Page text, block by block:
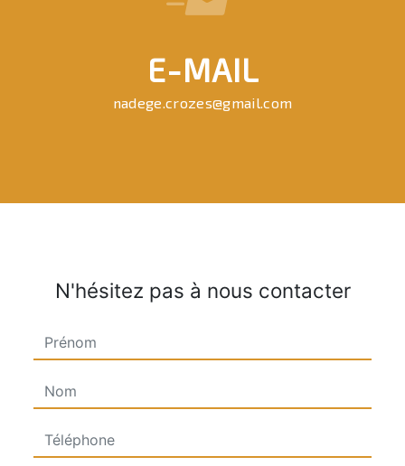
E-MAIL
nadege.crozes@gmail.com
N'hésitez pas à nous contacter